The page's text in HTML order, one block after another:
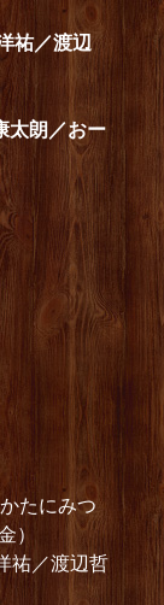
祐／渡辺
朗／おー
たにみつ
）
祐／渡辺哲